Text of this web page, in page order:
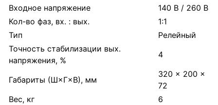
Входное напряжение
140 В / 260 В
Кол-во фаз, вх. : вых.
1:1
Тип
Релейный
Точность стабилизации вых.
напряжения, %
4
Габариты (Ш×Г×В), мм
320 × 200 ×
72
Вес, кг
6